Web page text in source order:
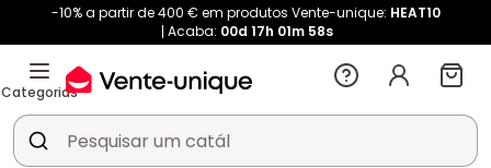
-10% a partir de 400 € em produtos Vente-unique: HEAT10
Acaba: 00d 17h 01m 57s
Categorias